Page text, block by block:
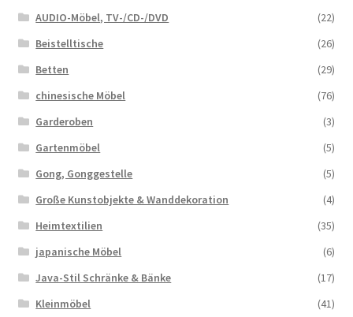
AUDIO-Möbel, TV-/CD-/DVD
(22)
Beistelltische
(26)
Betten
(29)
chinesische Möbel
(76)
Garderoben
(3)
Gartenmöbel
(5)
Gong, Gonggestelle
(5)
Große Kunstobjekte & Wanddekoration
(4)
Heimtextilien
(35)
japanische Möbel
(6)
Java-Stil Schränke & Bänke
(17)
Kleinmöbel
(41)